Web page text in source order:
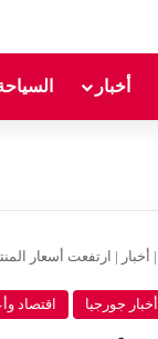
أخبار
| أخبار | ارتفعت أسعار المنتجين
أخبار جورجيا اقتصاد